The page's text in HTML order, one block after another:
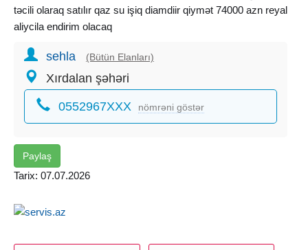
təcili olaraq satılır qaz su işiq diamdiir qiymət 74000 azn reyal
aliycila endirim olacaq
sehla (Bütün Elanları)
Xırdalan şəhəri
0552967XXX nömrəni göstər
Paylaş
Tarix: 07.07.2026